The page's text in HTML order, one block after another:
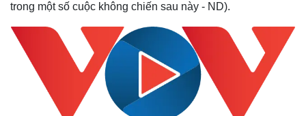
trong một số cuộc không chiến sau này - ND).